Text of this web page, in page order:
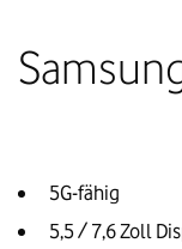
5G-fähig
5,5 / 7,6 Zoll